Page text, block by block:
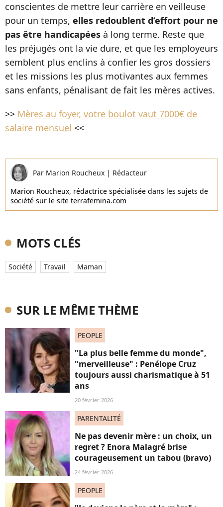
conscientes de mettre leur carrière en veilleuse
pour un temps, elles redoublent d’effort pour ne
pas être handicapées à long terme. Reste que
les préjugés ont la vie dure, et que les employeurs
semblent plus enclins à confier les gros dossiers
et les missions les plus motivantes aux femmes
sans enfants, pénalisant de fait les mères actives.
>> Mères au foyer, votre boulot vaut 7000€ de
salaire mensuel <<
Par Marion Roucheux | Rédacteur
Marion Roucheux, rédactrice spécialisée dans les sujets de
société sur le site terrafemina.com
MOTS CLÉS
Société Travail Maman
SUR LE MÊME THÈME
PEOPLE
"La plus belle femme du monde",
"merveilleuse" : Penélope Cruz
toujours aussi charismatique à 51
ans
20 février 2026
PARENTALITÉ
Ne pas devenir mère : un choix, un
regret ? Enora Malagré brise
courageusement un tabou (bravo)
24 février 2026
PEOPLE